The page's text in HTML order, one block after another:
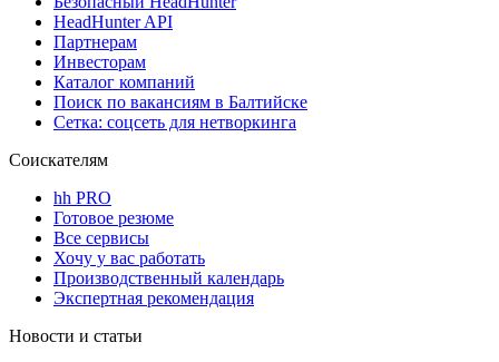
HeadHunter API
Партнерам
Инвесторам
Каталог компаний
Поиск по вакансиям в Балтийске
Сетка: соцсеть для нетворкинга
Соискателям
hh PRO
Готовое резюме
Все сервисы
Хочу у вас работать
Производственный календарь
Экспертная рекомендация
Новости и статьи